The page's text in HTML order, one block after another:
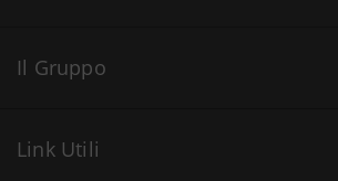
Il Gruppo
Link Utili